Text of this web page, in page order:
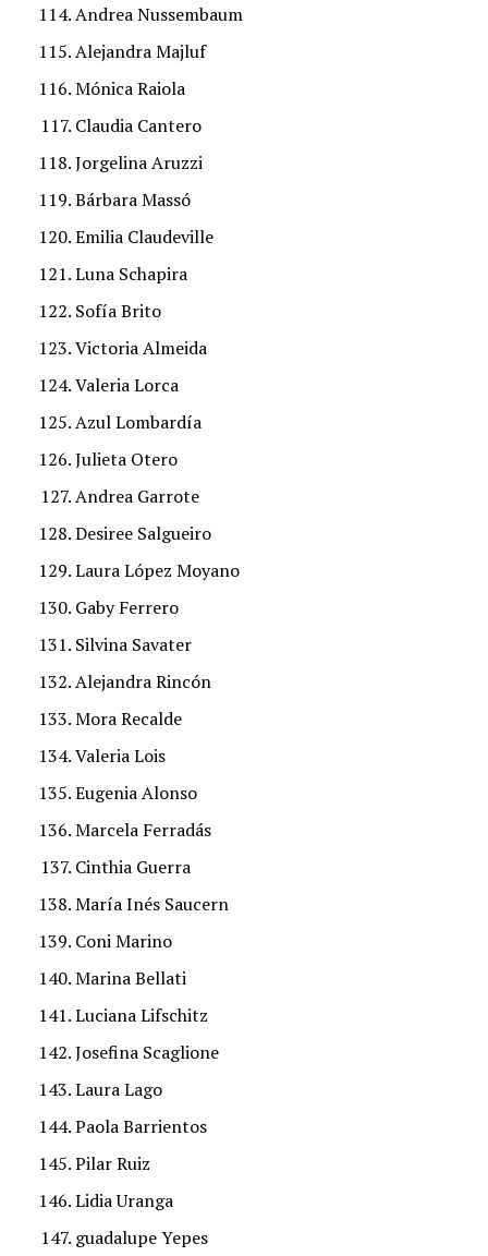
Andrea Nussembaum
Alejandra Majluf
Mónica Raiola
Claudia Cantero
Jorgelina Aruzzi
Bárbara Massó
Emilia Claudeville
Luna Schapira
Sofía Brito
Victoria Almeida
Valeria Lorca
Azul Lombardía
Julieta Otero
Andrea Garrote
Desiree Salgueiro
Laura López Moyano
Gaby Ferrero
Silvina Savater
Alejandra Rincón
Mora Recalde
Valeria Lois
Eugenia Alonso
Marcela Ferradás
Cinthia Guerra
María Inés Saucern
Coni Marino
Marina Bellati
Luciana Lifschitz
Josefina Scaglione
Laura Lago
Paola Barrientos
Pilar Ruiz
Lidia Uranga
guadalupe Yepes